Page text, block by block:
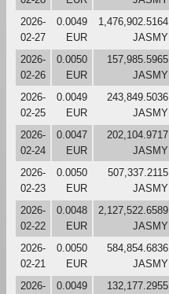
2026-
02-27
0.0049
EUR
1,476,902.5164
JASMY
2026-
02-26
0.0050
EUR
157,985.5965
JASMY
2026-
02-25
0.0049
EUR
243,849.5036
JASMY
2026-
02-24
0.0047
EUR
202,104.9717
JASMY
2026-
02-23
0.0050
EUR
507,337.2115
JASMY
2026-
02-22
0.0048
EUR
2,127,522.6589
JASMY
2026-
02-21
0.0050
EUR
584,854.6836
JASMY
2026-
0.0049
132,177.2955